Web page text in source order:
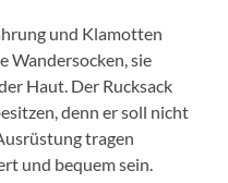
und Klamotten
Wandersocken, sie
Haut. Der Rucksack
denn er soll nicht
tragen
und bequem sein.